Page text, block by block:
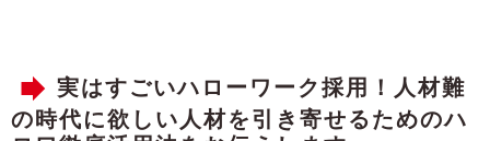
実はすごいハローワーク採用！人材難
の時代に欲しい人材を引き寄せるためのハ